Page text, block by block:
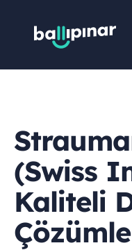
(Swiss
Kaliteli